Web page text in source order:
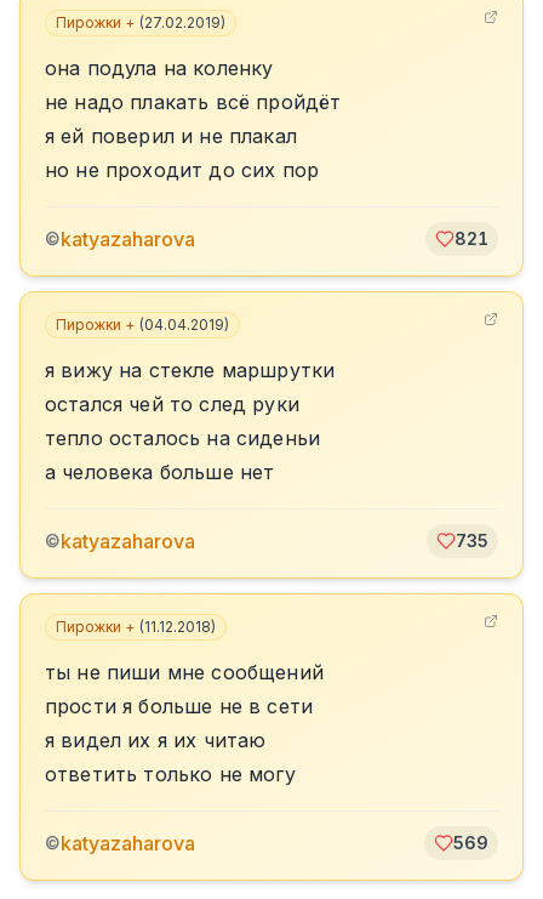
Пирожки + (27.02.2019)
она подула на коленку
не надо плакать всё пройдёт
я ей поверил и не плакал
но не проходит до сих пор
©katyazaharova 821
Пирожки + (04.04.2019)
я вижу на стекле маршрутки
остался чей то след руки
тепло осталось на сиденьи
а человека больше нет
©katyazaharova 735
Пирожки + (11.12.2018)
ты не пиши мне сообщений
прости я больше не в сети
я видел их я их читаю
ответить только не могу
©katyazaharova 569